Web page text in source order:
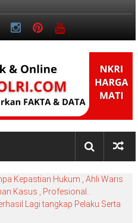
Kepastian Hukum , Ahli Waris
Kasus , Profesional..
Lagi tangkap Pelaku Serta